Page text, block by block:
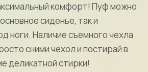
комфорт! Пуф можно
сиденье, так и
ноги. Наличие съемного чехла
сними чехол и постирай в
деликатной стирки!